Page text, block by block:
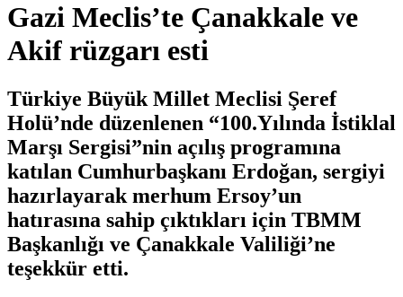
Gazi Meclis’te Çanakkale ve
Akif rüzgarı esti
Türkiye Büyük Millet Meclisi Şeref
Holü’nde düzenlenen “100.Yılında İstiklal
Marşı Sergisi”nin açılış programına
katılan Cumhurbaşkanı Erdoğan, sergiyi
hazırlayarak merhum Ersoy’un
hatırasına sahip çıktıkları için TBMM
Başkanlığı ve Çanakkale Valiliği’ne
teşekkür etti.